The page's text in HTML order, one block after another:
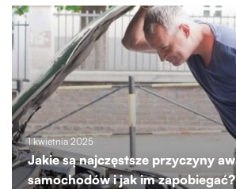
1 kwietnia 2025
Jakie są najczęstsze przyczyny
samochodów i jak im zapobiegać?